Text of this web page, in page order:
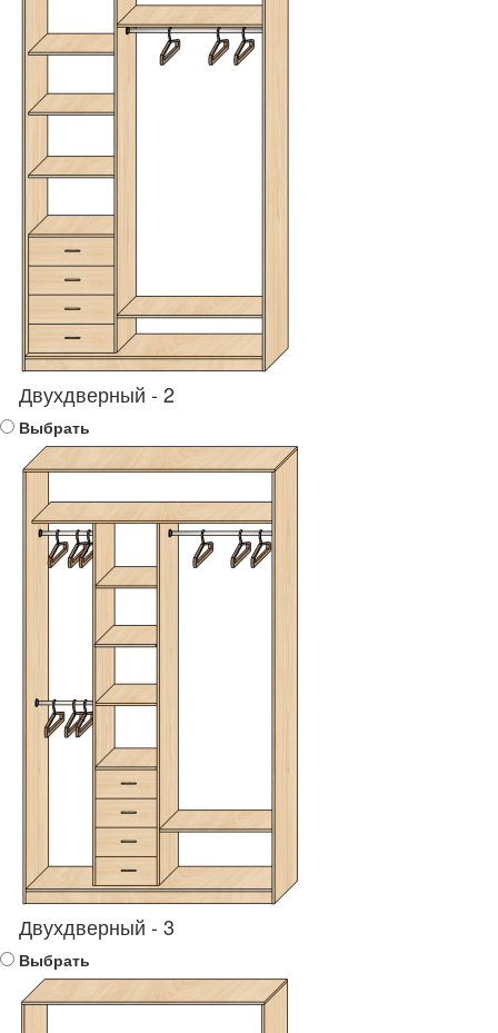
Двухдверный - 2
Выбрать
Двухдверный - 3
Выбрать